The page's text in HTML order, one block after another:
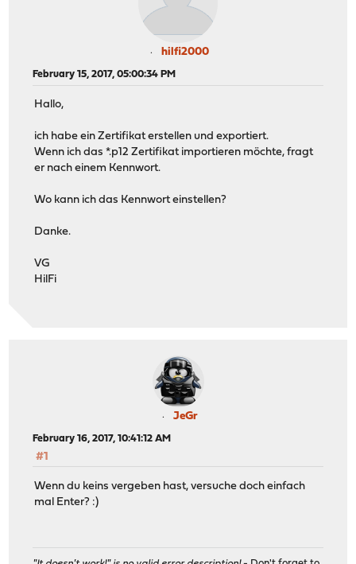
hilfi2000
February 15, 2017, 05:00:34 PM
Hallo,
ich habe ein Zertifikat erstellen und exportiert.
Wenn ich das *.p12 Zertifikat importieren möchte, fragt
er nach einem Kennwort.
Wo kann ich das Kennwort einstellen?
Danke.
VG
HilFi
JeGr
February 16, 2017, 10:41:12 AM
#1
Wenn du keins vergeben hast, versuche doch einfach
mal Enter? :)